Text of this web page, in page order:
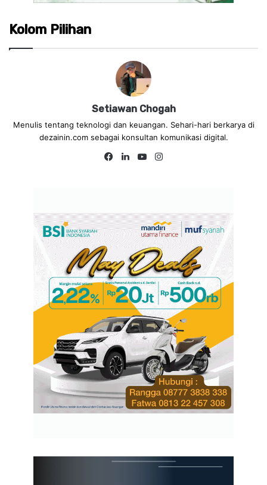
Kolom Pilihan
Setiawan Chogah
Menulis tentang teknologi dan keuangan. Sehari-hari berkarya di
dezainin.com sebagai konsultan komunikasi digital.
Fa
Lin
Yo